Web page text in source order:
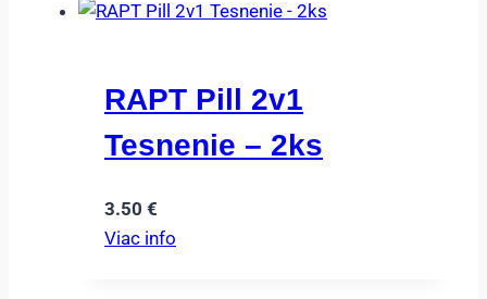
RAPT Pill 2v1
Tesnenie – 2ks
3.50 €
Viac info